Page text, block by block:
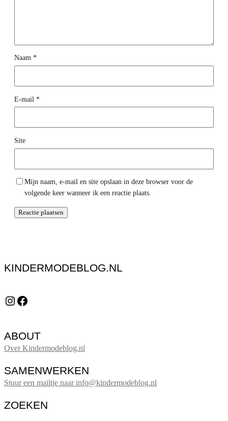
Naam *
E-mail *
Site
Mijn naam, e-mail en site opslaan in deze browser voor de
volgende keer wanneer ik een reactie plaats.
KINDERMODEBLOG.NL
Instagram Facebook
ABOUT
Over Kindermodeblog.nl
SAMENWERKEN
Stuur een mailtje naar info@kindermodeblog.nl
ZOEKEN